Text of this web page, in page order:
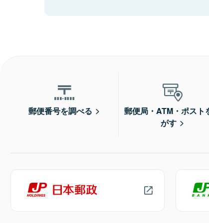
郵便番号を調べる
郵便局・ATM・ポスト
がす